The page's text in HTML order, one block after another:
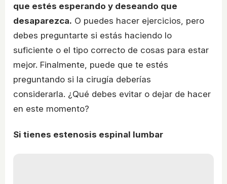
que estés esperando y deseando que
desaparezca. O puedes hacer ejercicios, pero
debes preguntarte si estás haciendo lo
suficiente o el tipo correcto de cosas para estar
mejor. Finalmente, puede que te estés
preguntando si la cirugía deberías
considerarla. ¿Qué debes evitar o dejar de hacer
en este momento?
Si tienes estenosis espinal lumbar